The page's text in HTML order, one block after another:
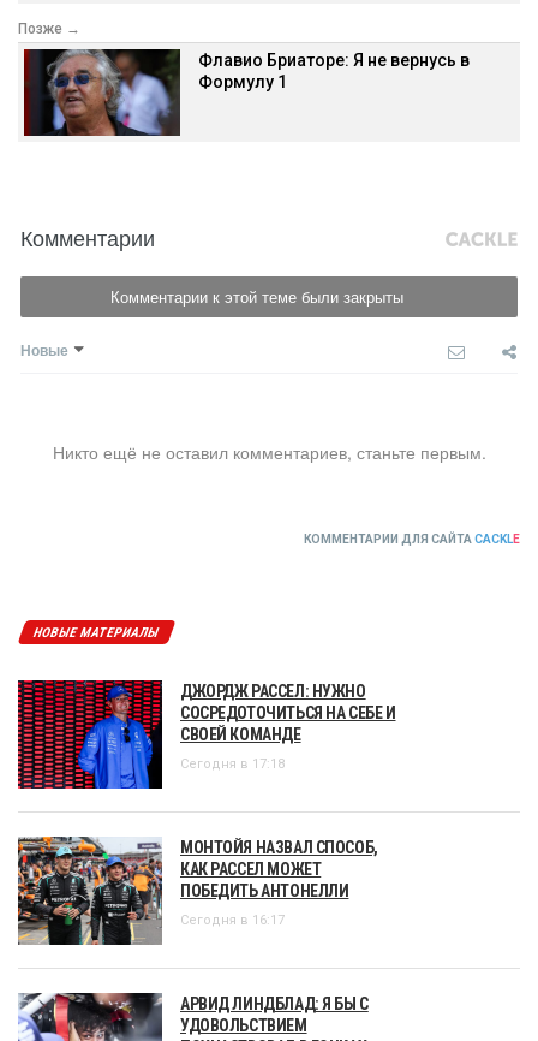
Позже →
Флавио Бриаторе: Я не вернусь в
Формулу 1
Комментарии
Комментарии к этой теме были закрыты
Новые
Никто ещё не оставил комментариев, станьте первым.
КОММЕНТАРИИ ДЛЯ САЙТА CACKLE
НОВЫЕ МАТЕРИАЛЫ
ДЖОРДЖ РАССЕЛ: НУЖНО
СОСРЕДОТОЧИТЬСЯ НА СЕБЕ И
СВОЕЙ КОМАНДЕ
Сегодня в 17:18
МОНТОЙЯ НАЗВАЛ СПОСОБ,
КАК РАССЕЛ МОЖЕТ
ПОБЕДИТЬ АНТОНЕЛЛИ
Сегодня в 16:17
АРВИД ЛИНДБЛАД: Я БЫ С
УДОВОЛЬСТВИЕМ